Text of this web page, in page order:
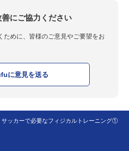
にご協力ください
ために、皆様のご意見やご要望をお
に意見を送る
サッカーで必要なフィジカルトレーニング①